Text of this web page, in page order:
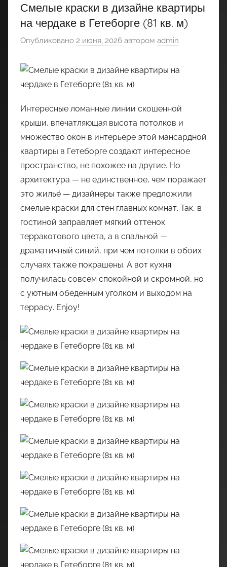
Смелые краски в дизайне квартиры
на чердаке в Гетеборге (81 кв. м)
Опубликовано 2 июня, 2026 автором admin
Интересные ломанные линии скошенной
крыши, впечатляющая высота потолков и
множество окон в интерьере этой мансардной
квартиры в Гетеборге создают интересное
пространство, не похожее на другие. Но
архитектура — не единственное, чем поражает
это жильё — дизайнеры также предложили
смелые краски для стен главных комнат. Так, в
гостиной заправляет мягкий оттенок
терракотового цвета, а в спальной —
драматичный синий, при чем потолки в обоих
случаях также покрашены. А вот кухня
получилась совсем спокойной и скромной, но
с уютным обеденным уголком и выходом на
террасу. Enjoy!